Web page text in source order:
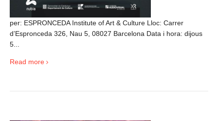
per: ESPRONCEDA Institute of Art & Culture Lloc: Carrer
d’Espronceda 326, Nau 5, 08027 Barcelona Data i hora: dijous
5...
Read more